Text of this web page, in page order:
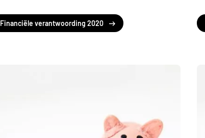
Financiële verantwoording 2020